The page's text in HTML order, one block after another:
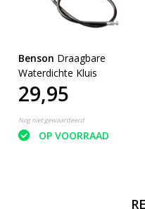
Benson Draagbare
Waterdichte Kluis
29,95
Nog niet gewaardeerd
OP VOORRAAD